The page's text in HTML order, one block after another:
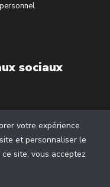
sociaux
votre expérience
et personnaliser le
site, vous acceptez